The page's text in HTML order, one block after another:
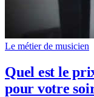
Le métier de musicien
Quel est le
pour votre